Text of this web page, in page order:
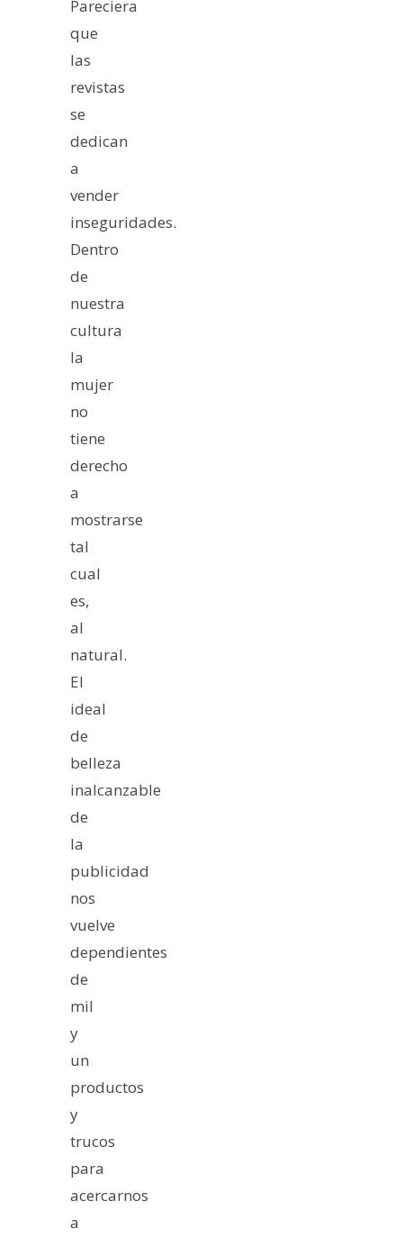
Pareciera
que
las
revistas
se
dedican
a
vender
inseguridades.
Dentro
de
nuestra
cultura
la
mujer
no
tiene
derecho
a
mostrarse
tal
cual
es,
al
natural.
El
ideal
de
belleza
inalcanzable
de
la
publicidad
nos
vuelve
dependientes
de
mil
y
un
productos
y
trucos
para
acercarnos
a